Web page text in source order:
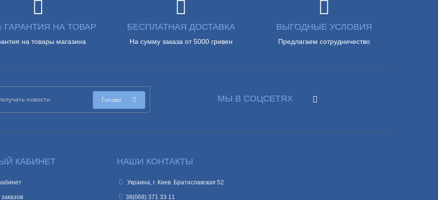
ГАРАНТИЯ НА ТОВАР
на товары магазина
БЕСПЛАТНАЯ ДОСТАВКА
На сумму заказа от 5000 гривен
ВЫГОДНЫЕ УСЛОВИЯ
Предлагаем сотрудничество
Готово МЫ В СОЦСЕТЯХ
КАБИНЕТ НАШИ КОНТАКТЫ
Украина, г. Киев. Братиславская 52
38(068) 371 33 11